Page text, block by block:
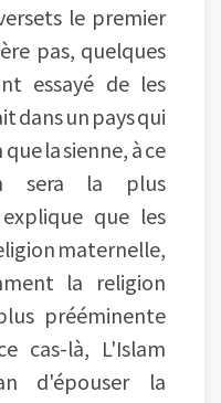
le premier
pas, quelques
essayé de les
dans un pays qui
la sienne, à ce
sera la plus
que les
maternelle,
la religion
prééminente
cas-là, L'Islam
d'épouser la